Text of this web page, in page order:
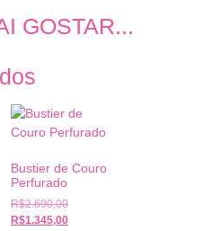
GOSTAR...
Bustier de Couro
Perfurado
R$2.690,00
R$1.345,00